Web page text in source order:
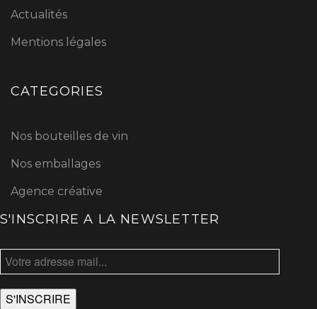
Actualités
Mentions légales
CATEGORIES
Nos bouteilles de vin
Nos emballages
Agence créative
S'INSCRIRE A LA NEWSLETTER